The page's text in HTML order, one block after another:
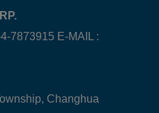
7873915 E-MAIL :
Changhua